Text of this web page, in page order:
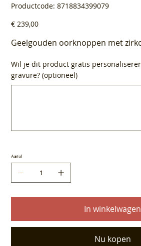
Productcode: Productcode
8718834399079
8718834399079
Prijs
€ 239,00
Geelgouden oorknoppen met
Wil je dit product gratis
gravure? (optioneel)
Aantal
In winkelwagen
Nu kopen